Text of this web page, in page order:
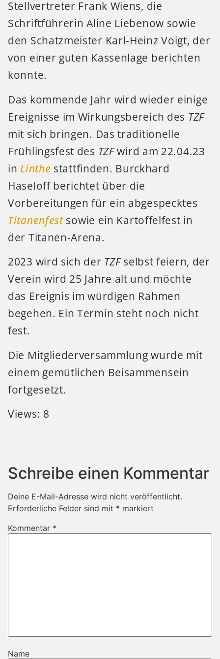
Stellvertreter Frank Wiens, die
Schriftführerin Aline Liebenow sowie
den Schatzmeister Karl-Heinz Voigt, der
von einer guten Kassenlage berichten
konnte.
Das kommende Jahr wird wieder einige
Ereignisse im Wirkungsbereich des TZF
mit sich bringen. Das traditionelle
Frühlingsfest des TZFwird am 22.04.23
in Linthe stattfinden. Burckhard
Haseloff berichtet über die
Vorbereitungen für ein abgespecktes
Titanenfestsowie ein Kartoffelfest in
der Titanen-Arena.
2023 wird sich der TZFselbst feiern, der
Verein wird 25 Jahre alt und möchte
das Ereignis im würdigen Rahmen
begehen. Ein Termin steht noch nicht
fest.
Die Mitgliederversammlung wurde mit
einem gemütlichen Beisammensein
fortgesetzt.
Views: 8
Schreibe einen Kommentar
Deine E-Mail-Adresse wird nicht veröffentlicht.
Erforderliche Felder sind mit * markiert
Kommentar *
Name